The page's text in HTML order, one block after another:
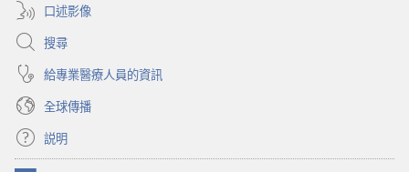
口述影像
搜尋
給專業醫療人員的資訊
全球傳播
説明